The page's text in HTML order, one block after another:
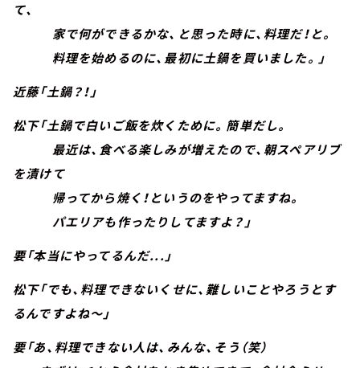
て、
家で何ができるかな、と思った時に、料理だ！と。
料理を始めるのに、最初に土鍋を買いました。」
近藤「土鍋？！」
松下「土鍋で白いご飯を炊くために。簡単だし。
最近は、食べる楽しみが増えたので、朝スペアリブ
を漬けて
帰ってから焼く！というのをやってますね。
パエリアも作ったりしてますよ？」
要「本当にやってるんだ...」
松下「でも、料理できないくせに、難しいことやろうとす
るんですよね～」
要「あ、料理できない人は、みんな、そう（笑）